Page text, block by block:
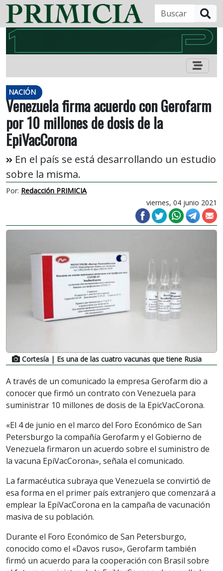
NACIÓN
Venezuela firma acuerdo con Gerofarm
por 10 millones de dosis de la
EpiVacCorona
En el país se está desarrollando un estudio
sobre la misma.
Por: Redacción PRIMICIA
viernes, 04 junio 2021
Cortesía | Es una de las cuatro vacunas que tiene Rusia
A través de un comunicado la empresa Gerofarm dio a
conocer que firmó un contrato con Venezuela para
suministrar 10 millones de dosis de la EpicVacCorona.
«El 4 de junio en el marco del Foro Económico de San
Petersburgo la compañía Gerofarm y el Gobierno de
Venezuela firmaron un acuerdo sobre el suministro de
la vacuna EpiVacCorona», señala el comunicado.
La farmacéutica subraya que Venezuela se convirtió de
esa forma en el primer país extranjero que comenzará a
emplear la EpiVacCorona en la campaña de vacunación
masiva de su población.
Durante el Foro Económico de San Petersburgo,
conocido como el «Davos ruso», Gerofarm también
firmó un acuerdo para la cooperación con Brasil sobre